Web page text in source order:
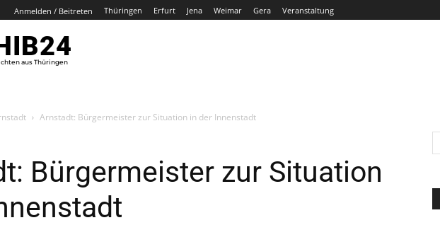
Anmelden / Beitreten Thüringen Erfurt Jena Weimar Gera Veranstaltung
aus Thüringen
Arnstadt: Bürgermeister zur Situation in der Innenstadt
Bürgermeister zur Situation